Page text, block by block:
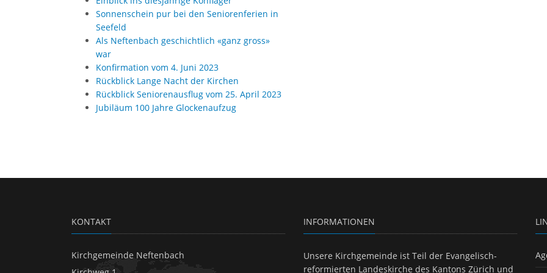
Sonnenschein pur bei den Seniorenferien in
Seefeld
Als Neftenbach geschichtlich «ganz gross»
war
Konfirmation vom 4. Juni 2023
Rückblick Lange Nacht der Kirchen
Rückblick Seniorenausflug vom 25. April 2023
Jubiläum 100 Jahre Glockenaufzug
KONTAKT
Kirchgemeinde Neftenbach
INFORMATIONEN
Unsere Kirchgemeinde ist Teil der Evangelisch-
reformierten Landeskirche des Kantons Zürich und